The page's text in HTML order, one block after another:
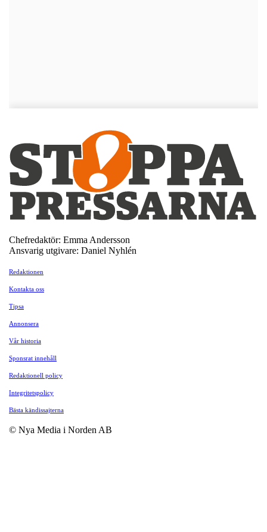
Chefredaktör: Emma Andersson
Ansvarig utgivare: Daniel Nyhlén
Redaktionen
Kontakta oss
Tipsa
Annonsera
Vår historia
Sponsrat innehåll
Redaktionell policy
Integritetspolicy
Bästa kändissajterna
© Nya Media i Norden AB